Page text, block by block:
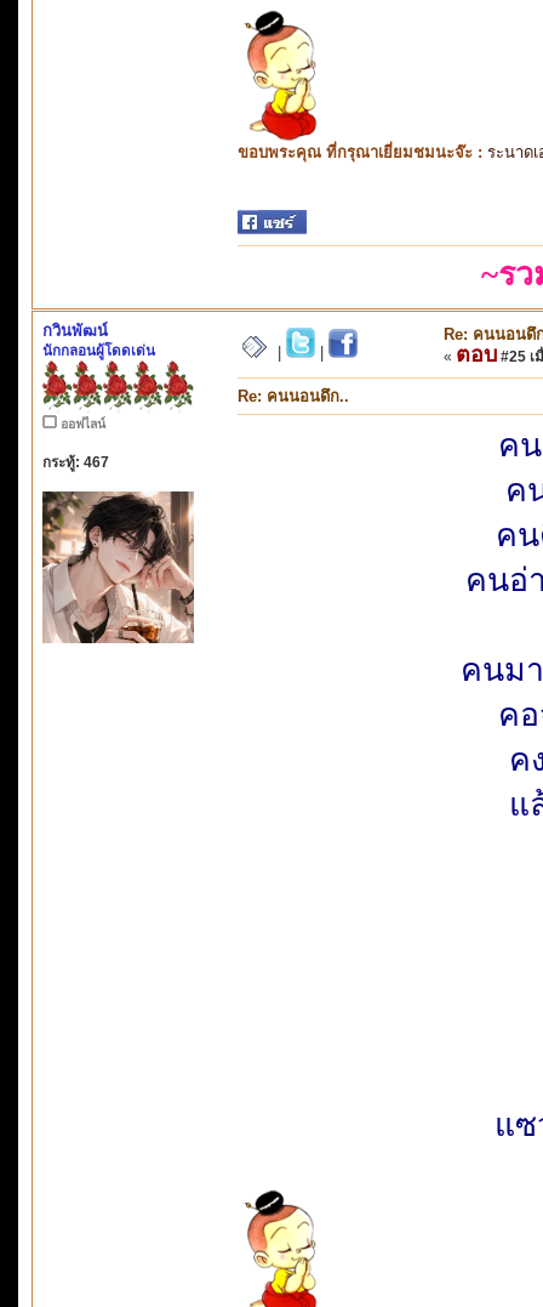
ขอบพระคุณ ที่กรุณาเยี่ยมชมนะจ๊ะ : ระนาดเ
~ร
กวินพัฒน์
นักกลอนผู้โดดเด่น
ออฟไลน์
กระทู้: 467
Re: คนนอนดึ
« ตอบ #25 เ
Re: คนนอนดึก..
ค
ค
ค
คนอ่
คนม
ค
ค
แ
แ